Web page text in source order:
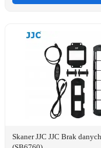
Skaner JJC JJC Brak danych